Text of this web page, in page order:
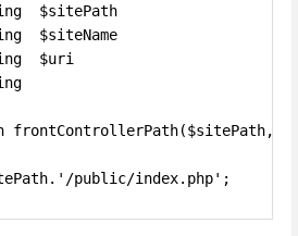
$sitePath
$siteName
$uri
frontControllerPath($sitePath,
public/index.php';